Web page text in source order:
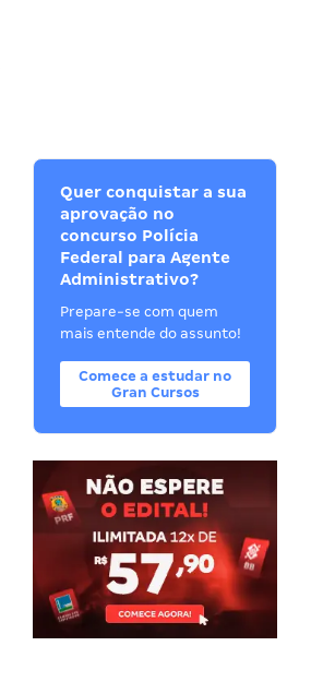
Quer conquistar a sua
aprovação no
concurso Polícia
Federal para Agente
Administrativo?
Prepare-se com quem
mais entende do assunto!
Comece a estudar no
Gran Cursos